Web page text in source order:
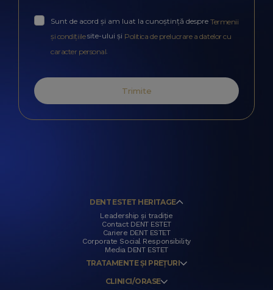
Sunt de acord și am luat la cunoștință despre Termenii
și condițiilesite-ului și Politica de prelucrare a datelor cu
caracter personal.
Trimite
DENT ESTET HERITAGE
Leadership și tradiție
Contact DENT ESTET
Cariere DENT ESTET
Corporate Social Responsibility
Media DENT ESTET
TRATAMENTE ȘI PREȚURI
CLINICI/ORASE